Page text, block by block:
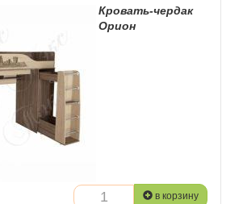
Кровать-чердак
Орион
в корзину